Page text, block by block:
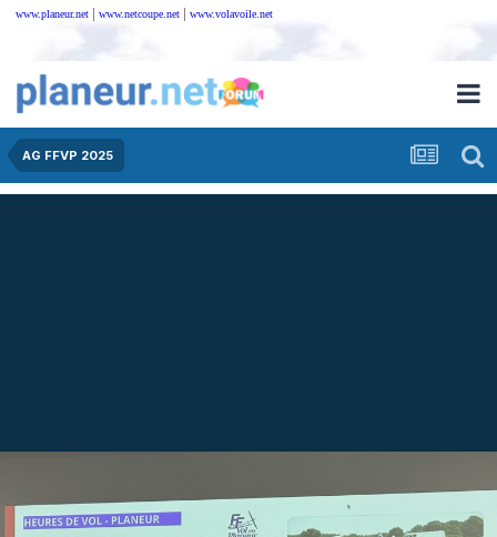
www.planeur.net | www.netcoupe.net | www.volavoile.net
AG FFVP 2025